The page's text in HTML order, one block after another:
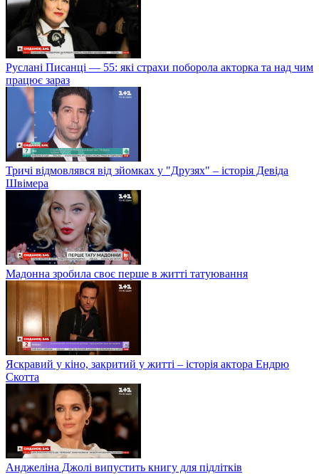
Руслані Писанці — 55: які страхи поборола акторка та над чим
працює зараз
Тричі відмовлявся від зйомках у "Друзях" – історія Девіда
Швімера
Мадонна зробила своє перше в житті татуювання
Яскравий у кіно, закритий у житті – історія актора Ендрю
Скотта
Анджеліна Джолі випустить книгу для підлітків